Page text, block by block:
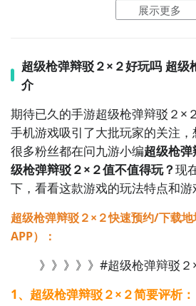
，搜索超级枪
载】，高速下载可以更加节省下
好的解决下载耗时长的问题。如图
展示更多
超级枪弹辩驳２×２好玩吗 超级
介
期待已久的手游超级枪弹辩驳２×
手机游戏吸引了大批玩家的关注
很多粉丝都在问九游小编超级枪
级枪弹辩驳２×２值不值得玩？现
下，看看这款游戏的玩法特点和游
超级枪弹辩驳２×２快速预约/下载
APP）：
》》》》》#超级枪弹辩驳
1、超级枪弹辩驳２×２简要评析：